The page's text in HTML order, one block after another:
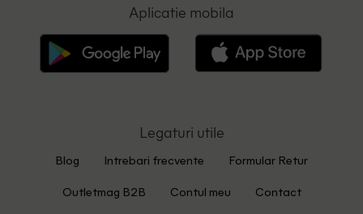
Aplicatie mobila
Legaturi utile
Blog Intrebari frecvente Formular Retur
Outletmag B2B Contul meu Contact